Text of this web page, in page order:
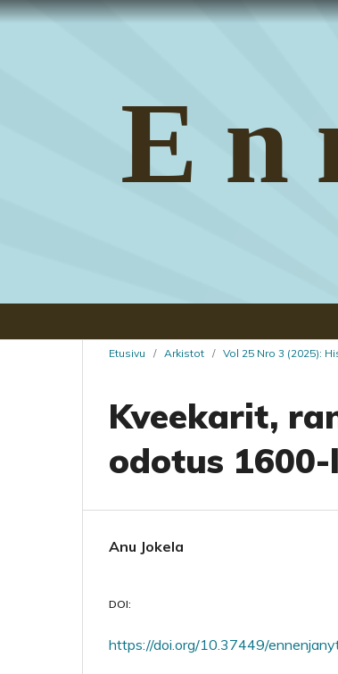
Etusivu / Arkistot / Vol 25 Nro 3 (2025):
Kveekarit,
odotus
Anu Jokela
DOI:
https://doi.org/10.37449/